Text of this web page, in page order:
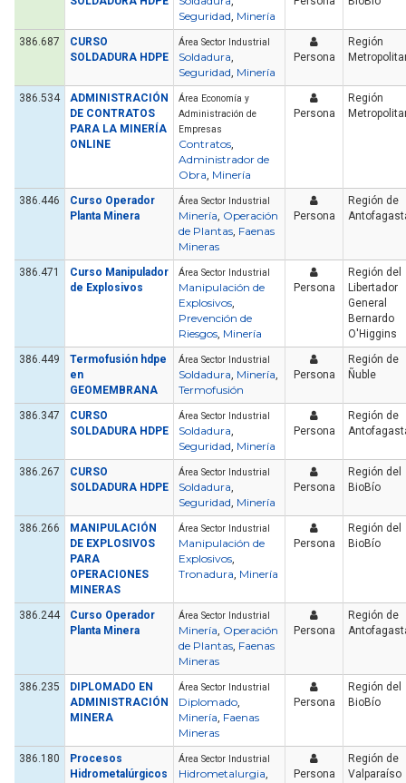
Seguridad, Minería
386.687
CURSO
SOLDADURA HDPE
Área Sector Industrial
Soldadura,
Seguridad, Minería
Persona
Región
386.534
ADMINISTRACIÓN
DE CONTRATOS
PARA LA MINERÍA
ONLINE
Área Economía y
Administración de
Empresas
Contratos,
Administrador de
Obra, Minería
Persona
Región
386.446
Curso Operador
Planta Minera
Área Sector Industrial
Minería, Operación
de Plantas, Faenas
Mineras
Persona
Región de
386.471
Curso Manipulador
de Explosivos
Área Sector Industrial
Manipulación de
Explosivos,
Prevención de
Riesgos, Minería
Persona
Región del
Libertador
General
Bernardo
O'Higgins
386.449
Termofusión hdpe
en
GEOMEMBRANA
Área Sector Industrial
Soldadura, Minería,
Termofusión
Persona
Región de
Ñuble
386.347
CURSO
SOLDADURA HDPE
Área Sector Industrial
Soldadura,
Seguridad, Minería
Persona
Región de
386.267
CURSO
SOLDADURA HDPE
Área Sector Industrial
Soldadura,
Seguridad, Minería
Persona
Región del
BioBío
386.266
MANIPULACIÓN
DE EXPLOSIVOS
PARA
OPERACIONES
MINERAS
Área Sector Industrial
Manipulación de
Explosivos,
Tronadura, Minería
Persona
Región del
BioBío
386.244
Curso Operador
Planta Minera
Área Sector Industrial
Minería, Operación
de Plantas, Faenas
Mineras
Persona
Región de
386.235
DIPLOMADO EN
ADMINISTRACIÓN
MINERA
Área Sector Industrial
Diplomado,
Minería, Faenas
Mineras
Persona
Región del
BioBío
386.180
Procesos
Hidrometalúrgicos
Área Sector Industrial
Hidrometalurgia, Persona
Región de
Valparaíso